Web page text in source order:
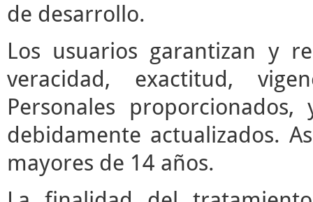
de desarrollo.
Los usuarios garantizan y
veracidad, exactitud,
Personales
debidamente actualizados.
mayores de 14 años.